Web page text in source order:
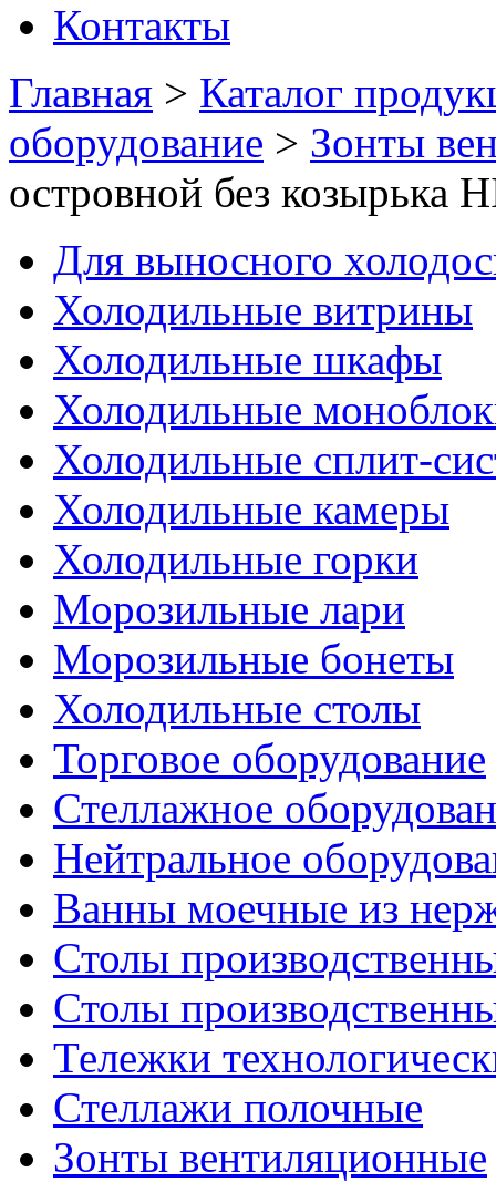
Контакты
Главная > Каталог
оборудование > Зонты
островной без
Для выносного
Холодильные витрины
Холодильные шкафы
Холодильные
Холодильные сплит-
Холодильные камеры
Холодильные горки
Морозильные лари
Морозильные бонеты
Холодильные столы
Торговое оборудование
Стеллажное
Нейтральное
Ванны моечные из
Столы
Столы
Тележки
Стеллажи полочные
Зонты вентиляционные